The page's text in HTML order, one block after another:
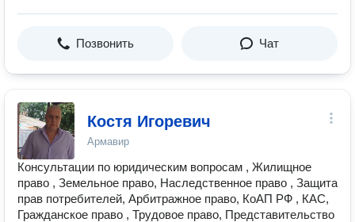
Позвонить Чат
Костя Игоревич
Армавир
Консультации по юридическим вопросам , Жилищное
право , Земельное право, Наследственное право , Защита
прав потребителей, Арбитражное право, КоАП РФ , КАС,
Гражданское право , Трудовое право, Представительство